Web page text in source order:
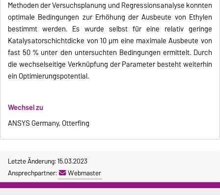
Methoden der Versuchsplanung und Regressionsanalyse konnten
optimale Bedingungen zur Erhöhung der Ausbeute von Ethylen
bestimmt werden. Es wurde selbst für eine relativ geringe
Katalysatorschichtdicke von 10 µm eine maximale Ausbeute von
fast 50 % unter den untersuchten Bedingungen ermittelt. Durch
die wechselseitige Verknüpfung der Parameter besteht weiterhin
ein Optimierungspotential.
Wechsel zu
ANSYS Germany, Otterfing
Letzte Änderung: 15.03.2023
Ansprechpartner:
Webmaster